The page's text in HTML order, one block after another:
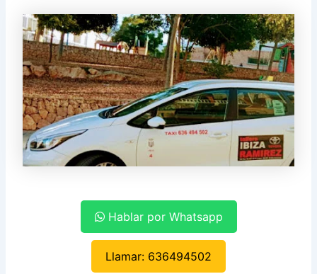
Hablar por Whatsapp
Llamar: 636494502